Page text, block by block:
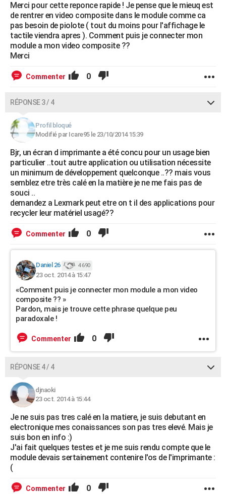
Merci pour cette reponce rapide ! Je pense que le mieuq est
de rentrer en video composite dans le module comme ca
pas besoin de piolote ( tout du moins pour l'affichage le
tactile viendra apres ). Comment puis je connecter mon
module a mon video composite ??
Merci
Commenter 0
RÉPONSE 3 / 4
Profil bloqué
Modifié par Icare95 le 23/10/2014 15:39
Bjr, un écran d imprimante a été concu pour un usage bien
particulier ..tout autre application ou utilisation nécessite
un minimum de développement quelconque ..?? mais vous
semblez etre très calé en la matière je ne me fais pas de
souci ..
demandez a Lexmark peut etre on t il des applications pour
recycler leur matériel usagé??
Commenter 0
Daniel 26 4 690
23 oct. 2014 à 15:47
«Comment puis je connecter mon module a mon video
composite ?? »
Pardon, mais je trouve cette phrase quelque peu
paradoxale !
Commenter 0
RÉPONSE 4 / 4
djnaoki
23 oct. 2014 à 15:44
Je ne suis pas tres calé en la matiere, je suis debutant en
electronique mes conaissances son pas tres elevé. Mais je
suis bon en info :)
J'ai fait quelques testes et je me suis rendu compte que le
module devais sertainement contenire l'os de l'imprimante :
(
Commenter 0